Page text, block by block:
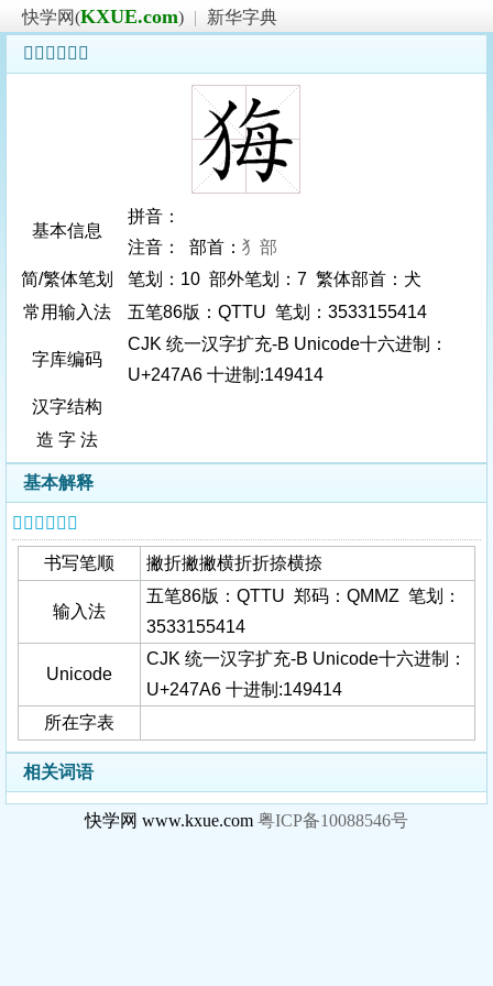
快学网(KXUE.com) |
新华字典
𤞦字基本信息
基本信息
拼音：
注音： 部首： 犭部
简/繁体笔划
笔划：10 部外笔划：7 繁体部首：犬
常用输入法
五笔86版：QTTU 笔划：3533155414
字库编码
CJK 统一汉字扩充-B Unicode十六进制：
U+247A6 十进制:149414
汉字结构
造 字 法
基本解释
𤞦字基本信息
书写笔顺 撇折撇撇横折折捺横捺
输入法
五笔86版：QTTU 郑码：QMMZ 笔划：
3533155414
Unicode
CJK 统一汉字扩充-B Unicode十六进制：
U+247A6 十进制:149414
所在字表
相关词语
快学网 www.kxue.com 粤ICP备10088546号